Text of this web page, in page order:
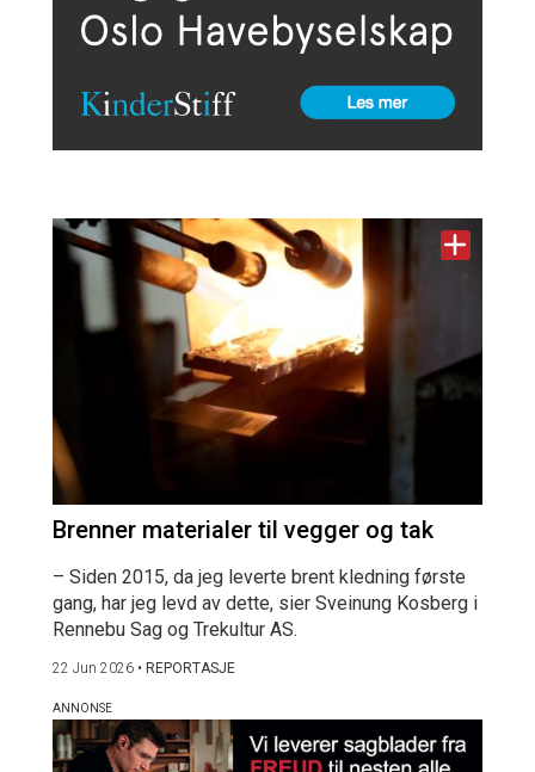
Brenner materialer til vegger og tak
– Siden 2015, da jeg leverte brent kledning første
gang, har jeg levd av dette, sier Sveinung Kosberg i
Rennebu Sag og Trekultur AS.
22 Jun 2026 • REPORTASJE